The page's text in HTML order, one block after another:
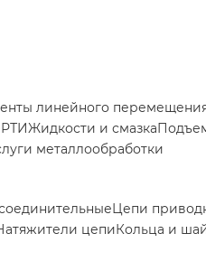
линейного
РТИЖидкости и смазка
металлообработки
Цепи
цепиКольца и